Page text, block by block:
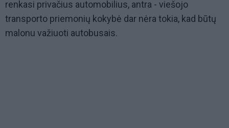
renkasi privačius automobilius, antra - viešojo
transporto priemonių kokybė dar nėra tokia, kad būtų
malonu važiuoti autobusais.